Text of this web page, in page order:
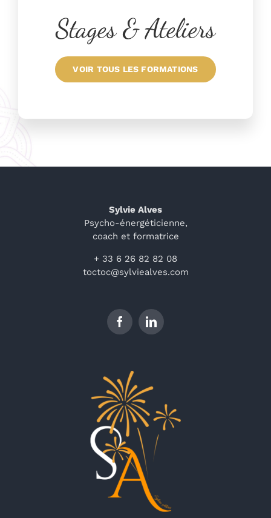
Stages & Ateliers
VOIR TOUS LES FORMATIONS
Sylvie Alves
Psycho-énergéticienne,
coach et formatrice
+ 33 6 26 82 82 08
toctoc@sylviealves.com